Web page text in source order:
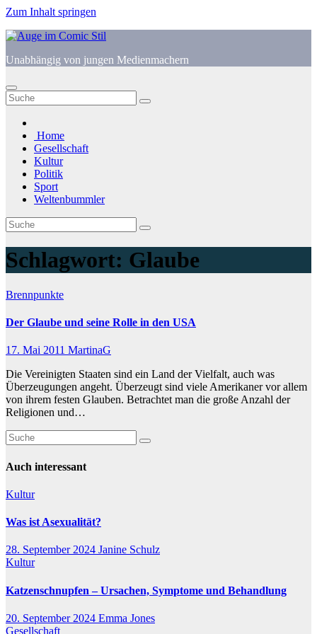
Zum Inhalt springen
Unabhängig von jungen Medienmachern
Home
Gesellschaft
Kultur
Politik
Sport
Weltenbummler
Schlagwort: Glaube
Brennpunkte
Der Glaube und seine Rolle in den USA
17. Mai 2011 MartinaG
Die Vereinigten Staaten sind ein Land der Vielfalt, auch was
Überzeugungen angeht. Überzeugt sind viele Amerikaner vor allem
von ihrem festen Glauben. Betrachtet man die große Anzahl der
Religionen und…
Auch interessant
Kultur
Was ist Asexualität?
28. September 2024 Janine Schulz
Kultur
Katzenschnupfen – Ursachen, Symptome und Behandlung
20. September 2024 Emma Jones
Gesellschaft